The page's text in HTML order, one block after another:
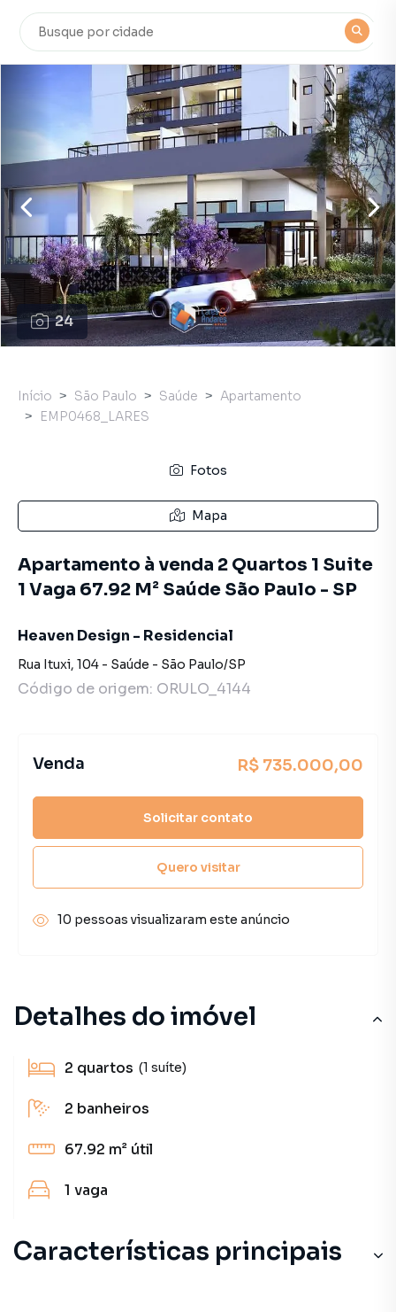
24
Detalhes do imóvel
2 quartos (1 suíte)
2 banheiros
67.92 m² útil
1 vaga
Características principais
Início São Paulo Saúde
Apartamento
EMP0468_LARES
Fotos
Mapa
Apartamento à venda 2 Quartos 1 Suite
1 Vaga 67.92 M² Saúde São Paulo - SP
Heaven Design - Residencial
Rua Ituxi, 104 - Saúde - São Paulo/SP
Código de origem: ORULO_4144
Venda R$ 735.000,00
Solicitar contato
Quero visitar
10 pessoas visualizaram este anúncio